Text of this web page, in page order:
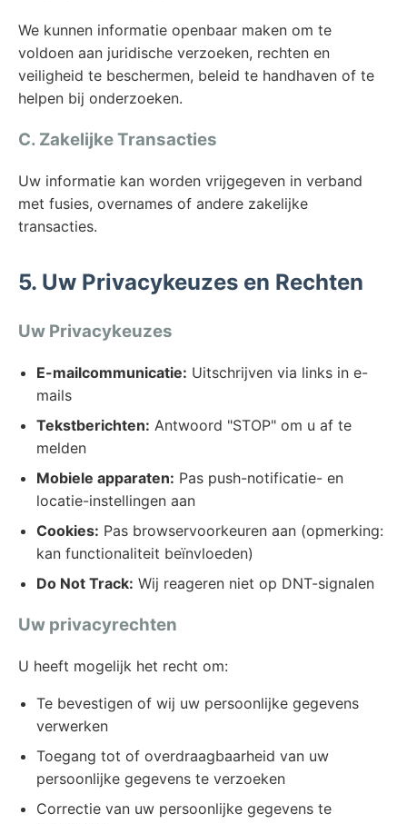
We kunnen informatie openbaar maken om te
voldoen aan juridische verzoeken, rechten en
veiligheid te beschermen, beleid te handhaven of te
helpen bij onderzoeken.
C. Zakelijke Transacties
Uw informatie kan worden vrijgegeven in verband
met fusies, overnames of andere zakelijke
transacties.
5. Uw Privacykeuzes en Rechten
Uw Privacykeuzes
E-mailcommunicatie: Uitschrijven via links in e-
mails
Tekstberichten: Antwoord "STOP" om u af te
melden
Mobiele apparaten: Pas push-notificatie- en
locatie-instellingen aan
Cookies: Pas browservoorkeuren aan (opmerking:
kan functionaliteit beïnvloeden)
Do Not Track: Wij reageren niet op DNT-signalen
Uw privacyrechten
U heeft mogelijk het recht om:
Te bevestigen of wij uw persoonlijke gegevens
verwerken
Toegang tot of overdraagbaarheid van uw
persoonlijke gegevens te verzoeken
Correctie van uw persoonlijke gegevens te